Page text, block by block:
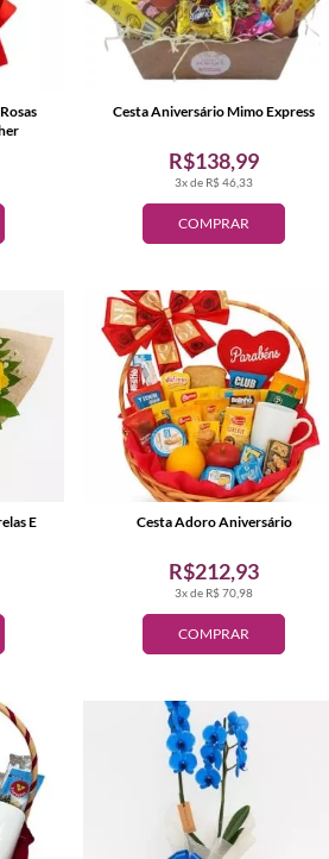
COMPRAR
3x de R$ 46,33
R$138,99
Cesta Aniversário Mimo Express
E
COMPRAR
3x de R$ 70,98
R$212,93
Cesta Adoro Aniversário